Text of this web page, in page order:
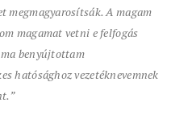
megmagyarosítsák. A magam
magamat vetni e felfogás
benyújtottam
hatósághoz vezetéknevemnek